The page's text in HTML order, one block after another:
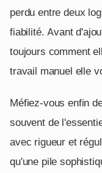
perdu entre deux
fiabilité. Avant
toujours comment
travail manuel elle
Méfiez-vous enfin
souvent de
avec rigueur et
qu'une pile